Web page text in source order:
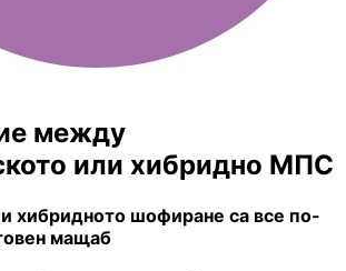
между
или хибридно МПС
хибридното шофиране са все по-
мащаб